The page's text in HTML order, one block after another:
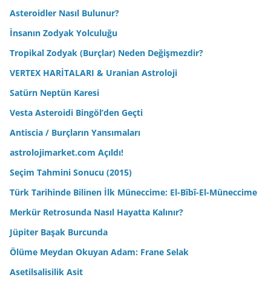
Asteroidler Nasıl Bulunur?
İnsanın Zodyak Yolculuğu
Tropikal Zodyak (Burçlar) Neden Değişmezdir?
VERTEX HARİTALARI & Uranian Astroloji
Satürn Neptün Karesi
Vesta Asteroidi Bingöl’den Geçti
Antiscia / Burçların Yansımaları
astrolojimarket.com Açıldı!
Seçim Tahmini Sonucu (2015)
Türk Tarihinde Bilinen İlk Müneccime: El-Bîbî-El-Müneccime
Merkür Retrosunda Nasıl Hayatta Kalınır?
Jüpiter Başak Burcunda
Ölüme Meydan Okuyan Adam: Frane Selak
Asetilsalisilik Asit